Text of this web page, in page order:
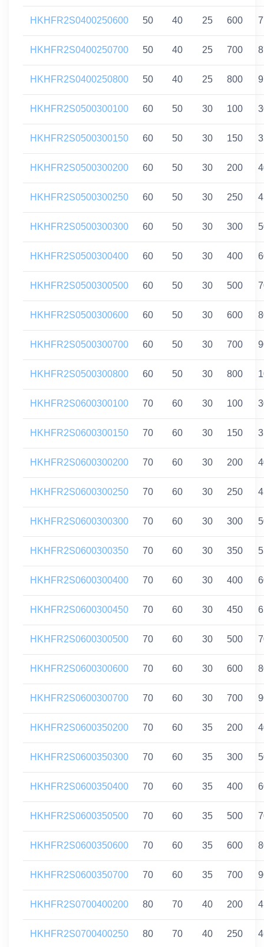
HKHFR2S0400250600 50 40 25 600
HKHFR2S0400250700 50 40 25 700
HKHFR2S0400250800 50 40 25 800
HKHFR2S0500300100 60 50 30 100
HKHFR2S0500300150 60 50 30 150
HKHFR2S0500300200 60 50 30 200
HKHFR2S0500300250 60 50 30 250
HKHFR2S0500300300 60 50 30 300
HKHFR2S0500300400 60 50 30 400
HKHFR2S0500300500 60 50 30 500
HKHFR2S0500300600 60 50 30 600
HKHFR2S0500300700 60 50 30 700
HKHFR2S0500300800 60 50 30 800
HKHFR2S0600300100 70 60 30 100
HKHFR2S0600300150 70 60 30 150
HKHFR2S0600300200 70 60 30 200
HKHFR2S0600300250 70 60 30 250
HKHFR2S0600300300 70 60 30 300
HKHFR2S0600300350 70 60 30 350
HKHFR2S0600300400 70 60 30 400
HKHFR2S0600300450 70 60 30 450
HKHFR2S0600300500 70 60 30 500
HKHFR2S0600300600 70 60 30 600
HKHFR2S0600300700 70 60 30 700
HKHFR2S0600350200 70 60 35 200
HKHFR2S0600350300 70 60 35 300
HKHFR2S0600350400 70 60 35 400
HKHFR2S0600350500 70 60 35 500
HKHFR2S0600350600 70 60 35 600
HKHFR2S0600350700 70 60 35 700
HKHFR2S0700400200 80 70 40 200
HKHFR2S0700400250 80 70 40 250